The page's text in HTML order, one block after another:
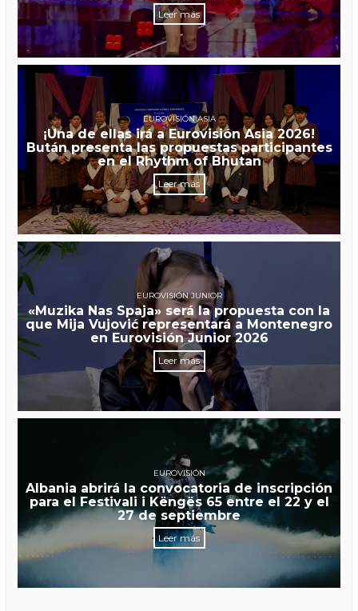
Leer más
EUROVISIÓN ASIA
¡Una de ellas irá a Eurovisión Asia 2026!
Bután presenta las propuestas participantes
en el Rhythm of Bhutan
Leer más
EUROVISIÓN JUNIOR
«Muzika Nas Spaja» será la propuesta con la
que Mija Vujović representará a Montenegro
en Eurovisión Junior 2026
Leer más
EUROVISIÓN
Albania abrirá la convocatoria de inscripción
para el Festivali i Këngës 65 entre el 22 y el
27 de septiembre
Leer más